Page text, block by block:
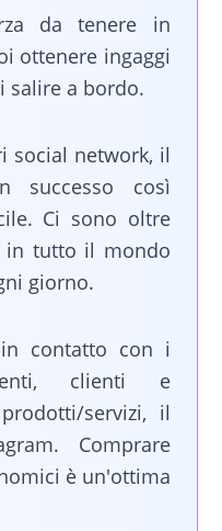
da tenere in
ottenere ingaggi
salire a bordo.
social network, il
successo così
Ci sono oltre
in tutto il mondo
giorno.
contatto con i
clienti e
servizi, il
Comprare
è un'ottima